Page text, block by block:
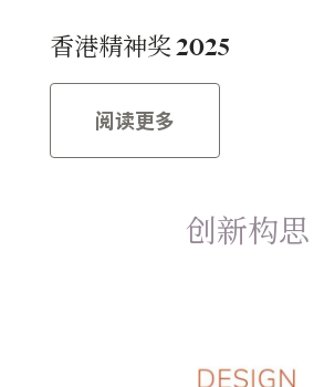
香港精神奖 2025
阅读更多
创新构思